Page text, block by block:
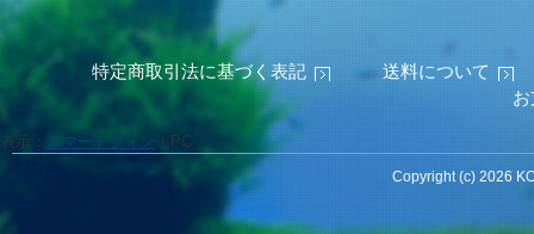
特定商取引法に基づく表記
送料について
表示： スマートフォン PC
Copyright (c) 2026